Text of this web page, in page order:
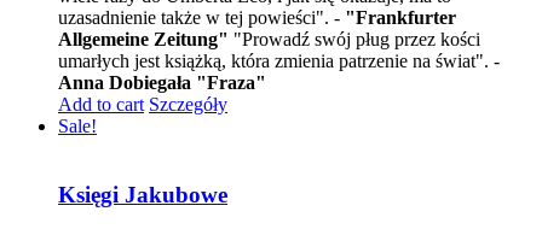
uzasadnienie także w tej powieści". - "Frankfurter
Allgemeine Zeitung" "Prowadź swój pług przez kości
umarłych jest książką, która zmienia patrzenie na świat". -
Anna Dobiegała "Fraza"
Add to cart Szczegóły
Sale!
Księgi Jakubowe